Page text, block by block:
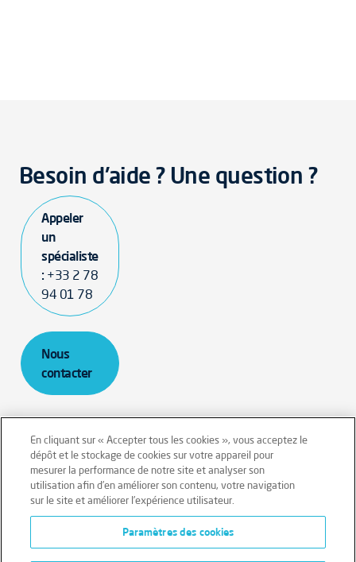
Besoin d'aide ? Une question ?
Appeler
un
spécialiste
: +33 2 78
94 01 78
Nous
contacter
Mentions légales
Conditions générales
Données personnelles
Données personnelles – Volontaires
Cookies
En cliquant sur « Accepter tous les cookies », vous acceptez le
dépôt et le stockage de cookies sur votre appareil pour
mesurer la performance de notre site et analyser son
utilisation afin d’en améliorer son contenu, votre navigation
sur le site et améliorer l’expérience utilisateur.
Paramètres des cookies